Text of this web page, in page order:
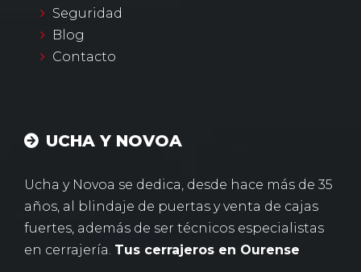
Seguridad
Blog
Contacto
UCHA Y NOVOA
Ucha y Novoa se dedica, desde hace más de 35
años, al blindaje de puertas y venta de cajas
fuertes, además de ser técnicos especialistas
en cerrajería. Tus cerrajeros en Ourense